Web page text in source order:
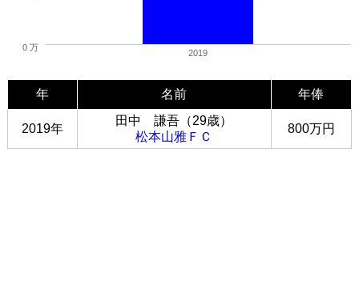
2019
0 万
年 名前 年俸
2019年
田中 謙吾（29歳）
松本山雅ＦＣ
800万円